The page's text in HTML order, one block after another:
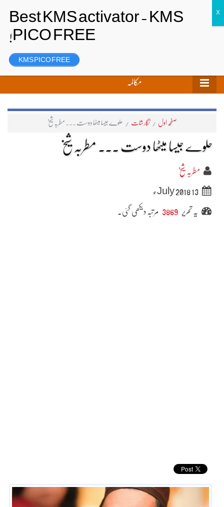
رجسٹر
مکالمہ
صفحہ اول / نگارشات / حلوے جیسا میٹھا دوست ۔۔۔ مطربہ شیخ
حلوے جیسا میٹھا دوست ۔۔۔ مطربہ شیخ
مطربہ شیخ
13 July 2018ء
یہ تحریر 3869 مرتبہ دیکھی گئی۔
KMS PICO FREE